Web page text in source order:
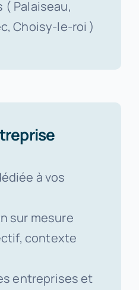
( Palaiseau,
Choisy-le-roi )
à vos
sur mesure
contexte
entreprises et